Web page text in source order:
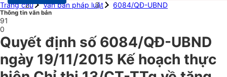
Trang chủ
Văn bản pháp luật 6084/QĐ-UBND
Thông tin văn bản
91
0
Quyết định số 6084/QĐ-UBND
ngày 19/11/2015 Kế hoạch thực